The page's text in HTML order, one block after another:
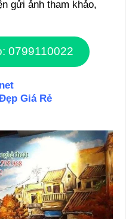
gửi ảnh tham khảo,
0799110022
Giá Rẻ